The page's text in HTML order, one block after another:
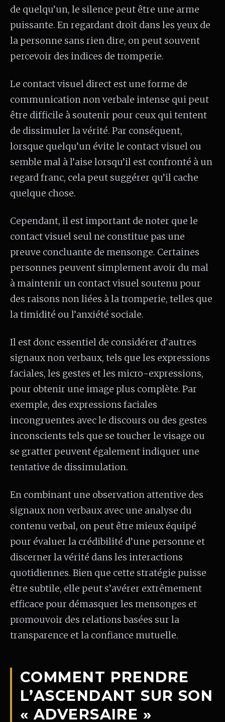
de quelqu’un, le silence peut être une arme
puissante. En regardant droit dans les yeux de
la personne sans rien dire, on peut souvent
percevoir des indices de tromperie.
Le contact visuel direct est une forme de
communication non verbale intense qui peut
être difficile à soutenir pour ceux qui tentent
de dissimuler la vérité. Par conséquent,
lorsque quelqu’un évite le contact visuel ou
semble mal à l’aise lorsqu’il est confronté à un
regard franc, cela peut suggérer qu’il cache
quelque chose.
Cependant, il est important de noter que le
contact visuel seul ne constitue pas une
preuve concluante de mensonge. Certaines
personnes peuvent simplement avoir du mal
à maintenir un contact visuel soutenu pour
des raisons non liées à la tromperie, telles que
la timidité ou l’anxiété sociale.
Il est donc essentiel de considérer d’autres
signaux non verbaux, tels que les expressions
faciales, les gestes et les micro-expressions,
pour obtenir une image plus complète. Par
exemple, des expressions faciales
incongruentes avec le discours ou des gestes
inconscients tels que se toucher le visage ou
se gratter peuvent également indiquer une
tentative de dissimulation.
En combinant une observation attentive des
signaux non verbaux avec une analyse du
contenu verbal, on peut être mieux équipé
pour évaluer la crédibilité d’une personne et
discerner la vérité dans les interactions
quotidiennes. Bien que cette stratégie puisse
être subtile, elle peut s’avérer extrêmement
efficace pour démasquer les mensonges et
promouvoir des relations basées sur la
transparence et la confiance mutuelle.
COMMENT PRENDRE
L’ASCENDANT SUR SON
« ADVERSAIRE »